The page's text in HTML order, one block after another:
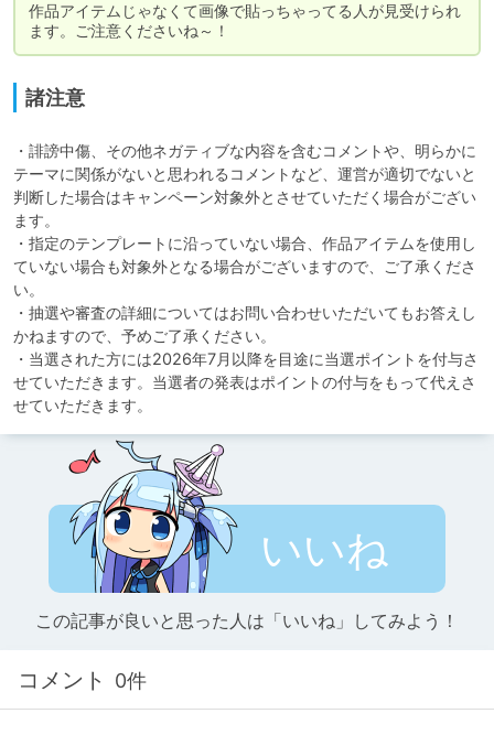
作品アイテムじゃなくて画像で貼っちゃってる人が見受けられ
ます。ご注意くださいね～！
諸注意
・誹謗中傷、その他ネガティブな内容を含むコメントや、明らかに
テーマに関係がないと思われるコメントなど、運営が適切でないと
判断した場合はキャンペーン対象外とさせていただく場合がござい
ます。
・指定のテンプレートに沿っていない場合、作品アイテムを使用し
ていない場合も対象外となる場合がございますので、ご了承くださ
い。
・抽選や審査の詳細についてはお問い合わせいただいてもお答えし
かねますので、予めご了承ください。
・当選された方には2026年7月以降を目途に当選ポイントを付与さ
せていただきます。当選者の発表はポイントの付与をもって代えさ
せていただきます。
いいね
この記事が良いと思った人は「いいね」してみよう！
コメント 0件